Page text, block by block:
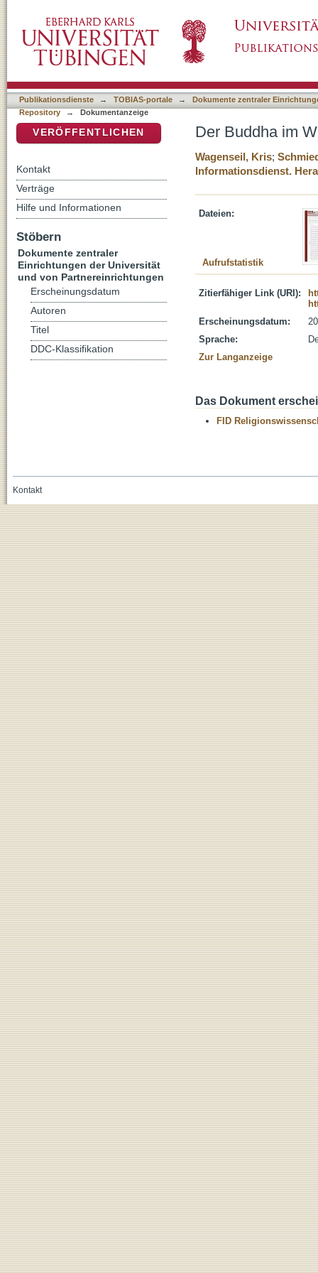
Publikationsdienste → TOBIAS-portale →
Dokumente zentraler
Repository
→ Dokumentanzeige
Der Buddha im
Wagenseil, Kris;
Informationsdienst.
Dateien:
Aufrufstatistik
Zitierfähiger Link (URI):
Erscheinungsdatum:
Sprache:
Zur Langanzeige
Das Dokument
FID
VERÖFFENTLICHEN
Kontakt
Verträge
Hilfe und Informationen
Stöbern
Dokumente zentraler
Einrichtungen der Universität
und von Partnereinrichtungen
Erscheinungsdatum
Autoren
Titel
DDC-Klassifikation
Kontakt